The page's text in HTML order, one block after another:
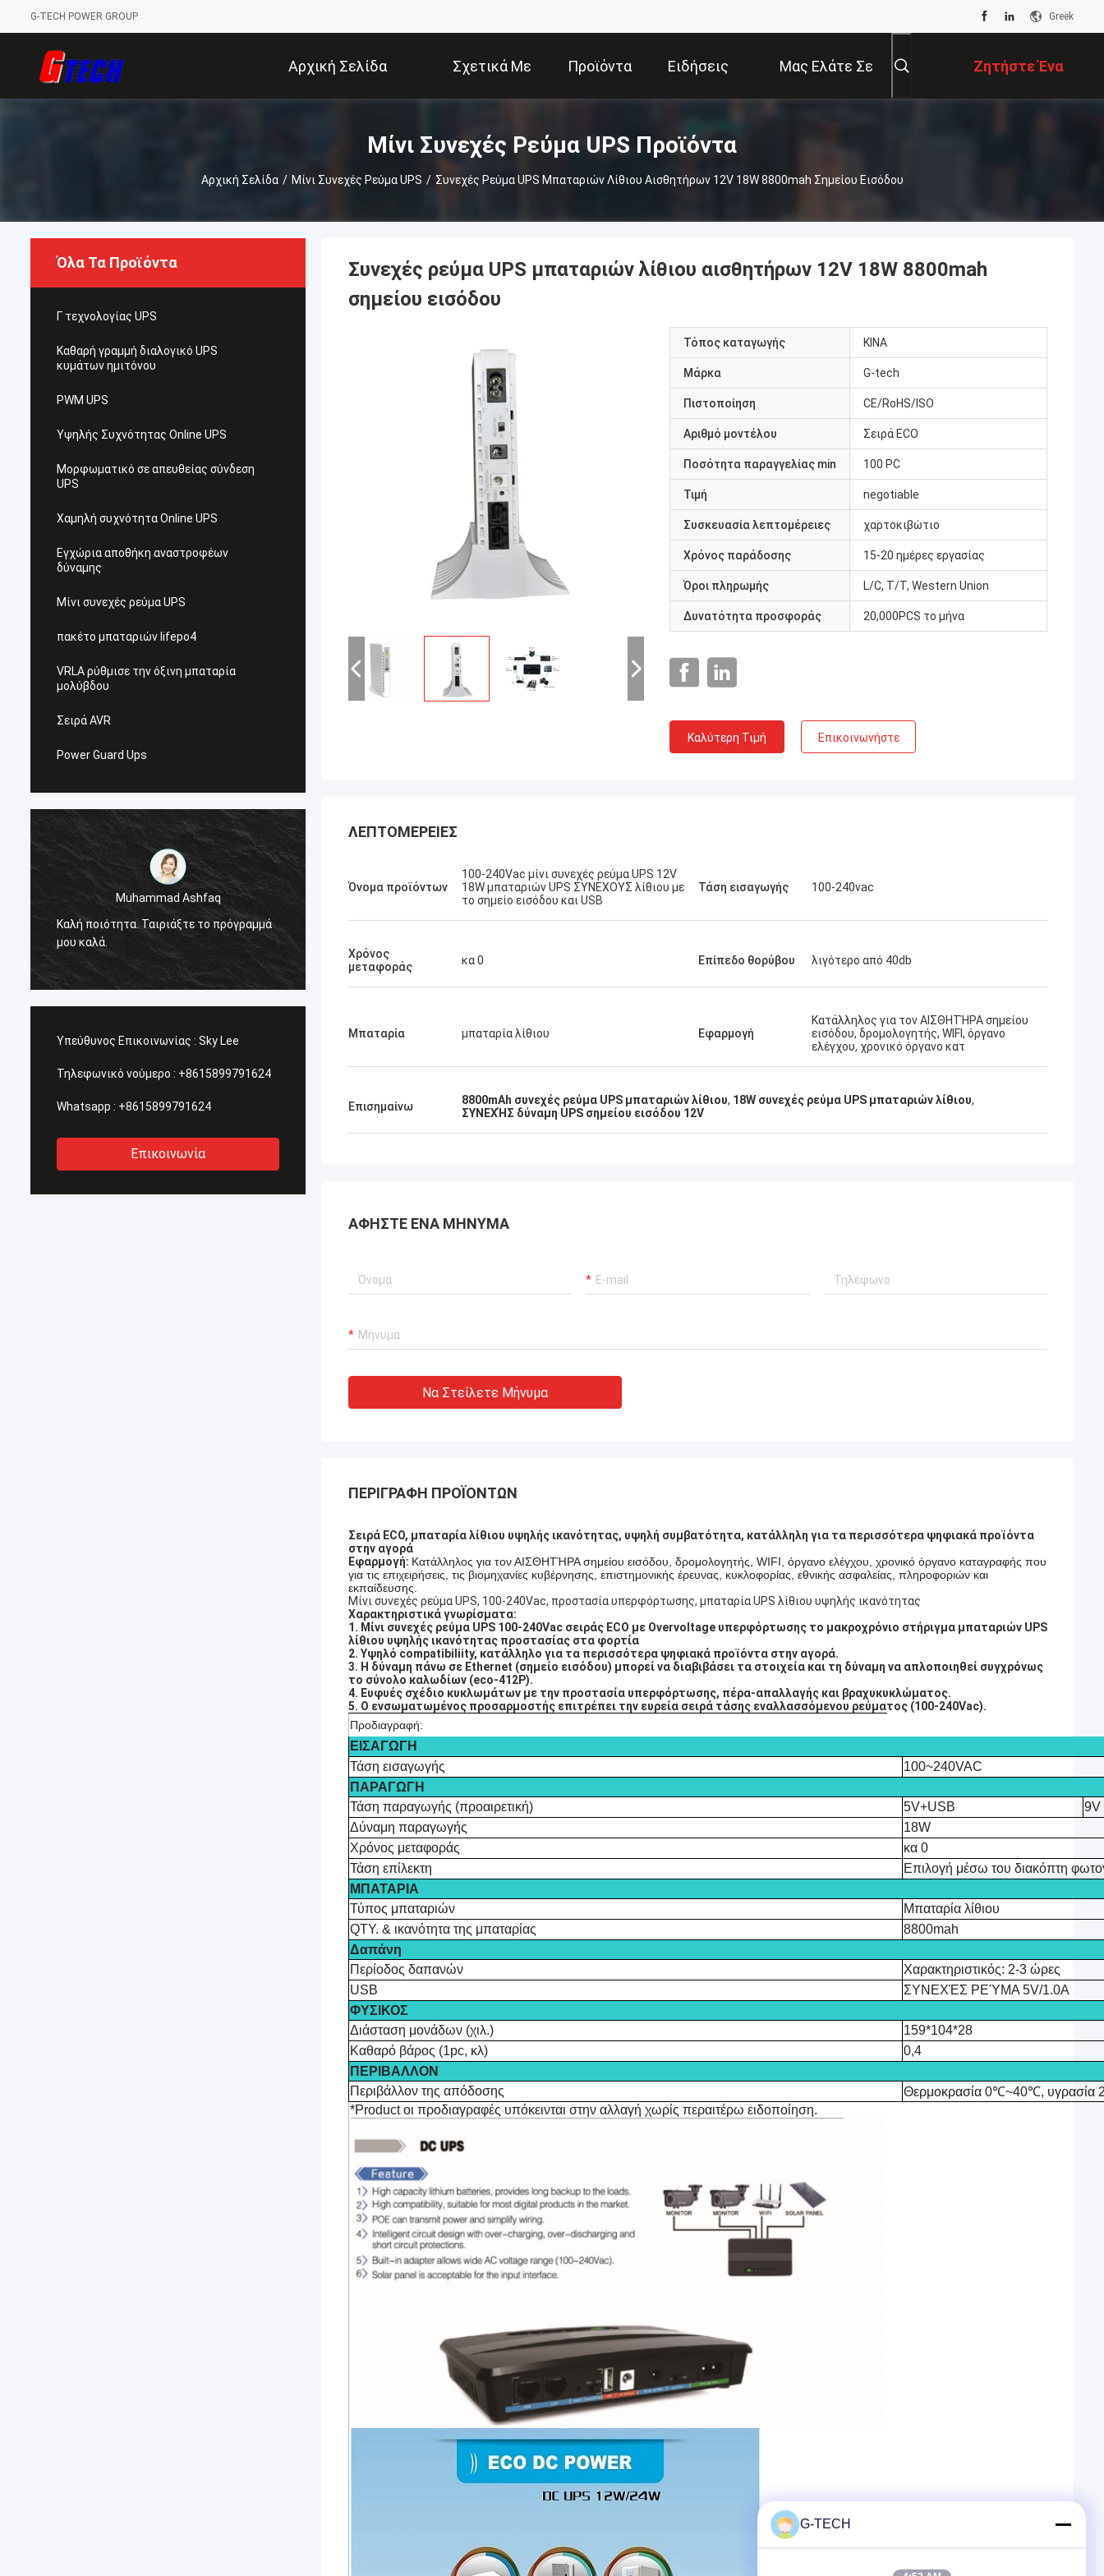
G-TECH POWER GROUP Greek
Αρχική Σελίδα Σχετικά Με
Εμάς
Προϊόντα Ειδήσεις Μας Ελάτε Σε Ζητήστε Ένα
Απόσπασμα
Μίνι Συνεχές Ρεύμα UPS Προϊόντα
Αρχική Σελίδα / Μίνι Συνεχές Ρεύμα UPS / Συνεχές Ρεύμα UPS Μπαταριών Λίθιου Αισθητήρων 12V 18W 8800mah Σημείου Εισόδου
Όλα Τα Προϊόντα
Γ τεχνολογίας UPS
Καθαρή γραμμή διαλογικό UPS
κυμάτων ημιτόνου
PWM UPS
Υψηλής Συχνότητας Online UPS
Μορφωματικό σε απευθείας σύνδεση
UPS
Χαμηλή συχνότητα Online UPS
Εγχώρια αποθήκη αναστροφέων
δύναμης
Μίνι συνεχές ρεύμα UPS
πακέτο μπαταριών lifepo4
VRLA ρύθμισε την όξινη μπαταρία
μολύβδου
Σειρά AVR
Power Guard Ups
Muhammad Ashfaq
Καλή ποιότητα. Ταιριάξτε το πρόγραμμά
μου καλά.
Stamatis Ελλάδα
Είμαι πολύ ικανοποιημένος με τα
προϊόντα γ-τεχνολογία, η ποιότητα είναι
υπηρεσία, το εκτιμώ!
Υπεύθυνος Επικοινωνίας : Sky Lee
Τηλεφωνικό νούμερο : +8615899791624
Whatsapp : +8615899791624
Επικοινωνία
Συνεχές ρεύμα UPS μπαταριών λίθιου αισθητήρων 12V 18W 8800mah
σημείου εισόδου
Τόπος καταγωγής ΚΙΝΑ
Μάρκα G-tech
Πιστοποίηση CE/RoHS/ISO
Αριθμό μοντέλου Σειρά ECO
Ποσότητα παραγγελίας min 100 PC
Τιμή negotiable
Συσκευασία λεπτομέρειες χαρτοκιβώτιο
Χρόνος παράδοσης 15-20 ημέρες εργασίας
Όροι πληρωμής L/C, T/T, Western Union
Δυνατότητα προσφοράς 20,000PCS το μήνα
Καλύτερη Τιμή Επικοινωνήστε
ΛΕΠΤΟΜΈΡΕΙΕΣ
Όνομα προϊόντων
100-240Vac μίνι συνεχές ρεύμα UPS 12V
18W μπαταριών UPS ΣΥΝΕΧΟΥΣ λίθιου με
το σημείο εισόδου και USB
Τάση εισαγωγής 100-240vac
Χρόνος
μεταφοράς
κα 0 Επίπεδο θορύβου λιγότερο από 40db
Μπαταρία μπαταρία λίθιου Εφαρμογή
Κατάλληλος για τον ΑΙΣΘΗΤΉΡΑ σημείου
εισόδου, δρομολογητής, WIFI, όργανο
ελέγχου, χρονικό όργανο κατ
Επισημαίνω 8800mAh συνεχές ρεύμα UPS μπαταριών λίθιου, 18W συνεχές ρεύμα UPS μπαταριών λίθιου,
ΣΥΝΕΧΉΣ δύναμη UPS σημείου εισόδου 12V
ΑΦΉΣΤΕ ΈΝΑ ΜΉΝΥΜΑ
Να Στείλετε Μήνυμα
ΠΕΡΙΓΡΑΦΉ ΠΡΟΪΌΝΤΩΝ
Σειρά ECO, μπαταρία λίθιου υψηλής ικανότητας, υψηλή συμβατότητα, κατάλληλη για τα περισσότερα ψηφιακά προϊόντα
στην αγορά
Εφαρμογή: Κατάλληλος για τον ΑΙΣΘΗΤΉΡΑ σημείου εισόδου, δρομολογητής, WIFI, όργανο ελέγχου, χρονικό όργανο καταγραφής που
για τις επιχειρήσεις, τις βιομηχανίες κυβέρνησης, επιστημονικής έρευνας, κυκλοφορίας, εθνικής ασφαλείας, πληροφοριών και
εκπαίδευσης.
Μίνι συνεχές ρεύμα UPS, 100-240Vac, προστασία υπερφόρτωσης, μπαταρία UPS λίθιου υψηλής ικανότητας
Χαρακτηριστικά γνωρίσματα:
1. Μίνι συνεχές ρεύμα UPS 100-240Vac σειράς ECO με Overvoltage υπερφόρτωσης το μακροχρόνιο στήριγμα μπαταριών UPS
λίθιου υψηλής ικανότητας προστασίας στα φορτία
2. Υψηλό compatibiliity, κατάλληλο για τα περισσότερα ψηφιακά προϊόντα στην αγορά.
3. Η δύναμη πάνω σε Ethernet (σημείο εισόδου) μπορεί να διαβιβάσει τα στοιχεία και τη δύναμη να απλοποιηθεί συγχρόνως
το σύνολο καλωδίων (eco-412P).
4. Ευφυές σχέδιο κυκλωμάτων με την προστασία υπερφόρτωσης, πέρα-απαλλαγής και βραχυκυκλώματος.
5. Ο ενσωματωμένος προσαρμοστής επιτρέπει την ευρεία σειρά τάσης εναλλασσόμενου ρεύματος (100-240Vac).
Προδιαγραφή:
ΕΙΣΑΓΩΓΗ
Τάση εισαγωγής
100~240VAC
ΠΑΡΑΓΩΓΗ
Τάση παραγωγής (προαιρετική)
5V+USB
9V
Δύναμη παραγωγής
18W
Χρόνος μεταφοράς
κα 0
Τάση επίλεκτη
Επιλογή μέσω του διακόπτη
ΜΠΑΤΑΡΙΑ
Τύπος μπαταριών
Μπαταρία λίθιου
QTY. & ικανότητα της μπαταρίας
8800mah
Δαπάνη
Περίοδος δαπανών
Χαρακτηριστικός: 2-3 ώρες
USB
ΣΥΝΕΧΈΣ ΡΕΎΜΑ 5V/1.0A
ΦΥΣΙΚΟΣ
Διάσταση μονάδων (χιλ.)
159*104*28
Καθαρό βάρος (1pc, κλ)
0,4
ΠΕΡΙΒΑΛΛΟΝ
Περιβάλλον της απόδοσης
Θερμοκρασία 0℃~40℃, υγρασία
*Product οι προδιαγραφές υπόκεινται στην αλλαγή χωρίς περαιτέρω ειδοποίηση.
G-TECH